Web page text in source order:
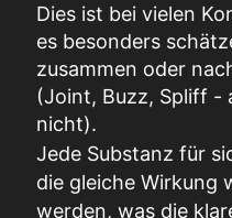
Dies ist bei vielen
es besonders
zusammen oder
(Joint, Buzz, Spliff -
nicht).
Jede Substanz für
die gleiche Wirkung
werden, was die